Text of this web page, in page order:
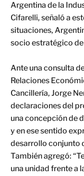
Argentina de la
Cifarelli, señaló a
situaciones,
socio estratégico
Ante una consulta
Relaciones
Cancillería, Jorge
declaraciones del
una concepción de
y en ese sentido
desarrollo conjunto
También agregó:
una unidad frente a